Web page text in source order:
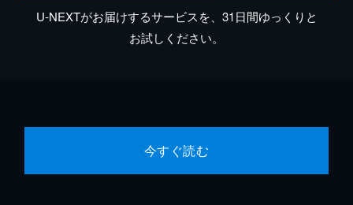
U-NEXTがお届けするサービスを、31日間ゆっくりと
お試しください。
今すぐ読む